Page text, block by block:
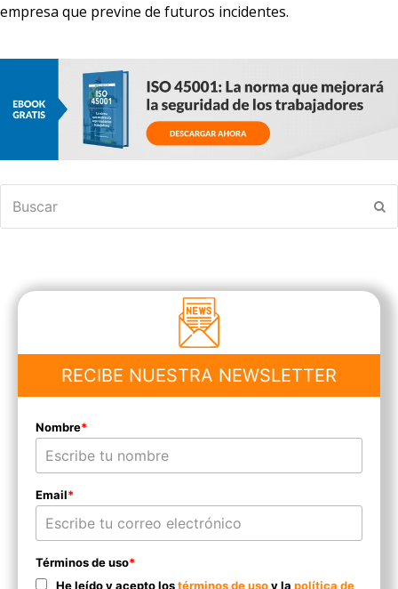
empresa que previne de futuros incidentes.
RECIBE NUESTRA NEWSLETTER
Nombre*
Email*
Términos de uso*
He leído y acepto lostérminos de usoy la política de